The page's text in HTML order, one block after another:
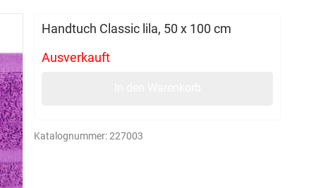
Handtuch Classic lila, 50 x 100 cm
Ausverkauft
Katalognummer:227003